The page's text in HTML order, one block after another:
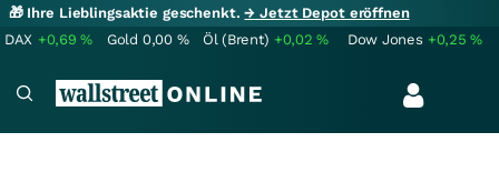
🎁 Ihre Lieblingsaktie geschenkt.→ Jetzt Depot eröffnen
DAX +0,69% Gold 0,00 % Öl (Brent) +0,02% Dow Jones +0,25%